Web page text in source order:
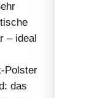
– ideal
Polster
das